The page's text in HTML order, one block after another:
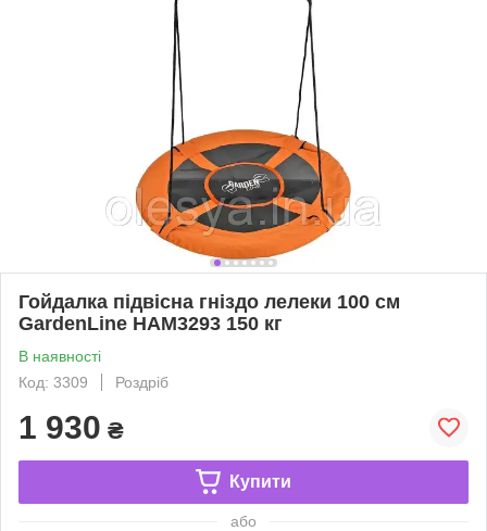
Гойдалка підвісна гніздо лелеки 100 см
GardenLine HAM3293 150 кг
В наявності
Код: 3309
Роздріб
1 930 ₴
Купити
або